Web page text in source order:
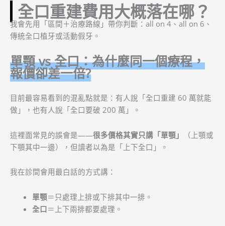
全口重建費用大概落在哪？
我會先用「區間＋治療路線」帶你判斷：all on 4、all on 6、
傳統全口植牙或活動假牙。
單顎 vs 全口：為什麼同一個療程，
報價卻差一倍?
目前最容易看到的混亂點就是：有人說「全口重建 60 萬就能
做」，也有人說「全口要破 200 萬」。
這裡面常見的誤會是——很多價格其實只講「單顎」
（上顎或
下顎其中一邊），但讀者以為是「上下全口」。
我在診間會用最白話的方式講：
單顎＝只處理上排或下排其中一排。
全口＝上下兩排都要處理。